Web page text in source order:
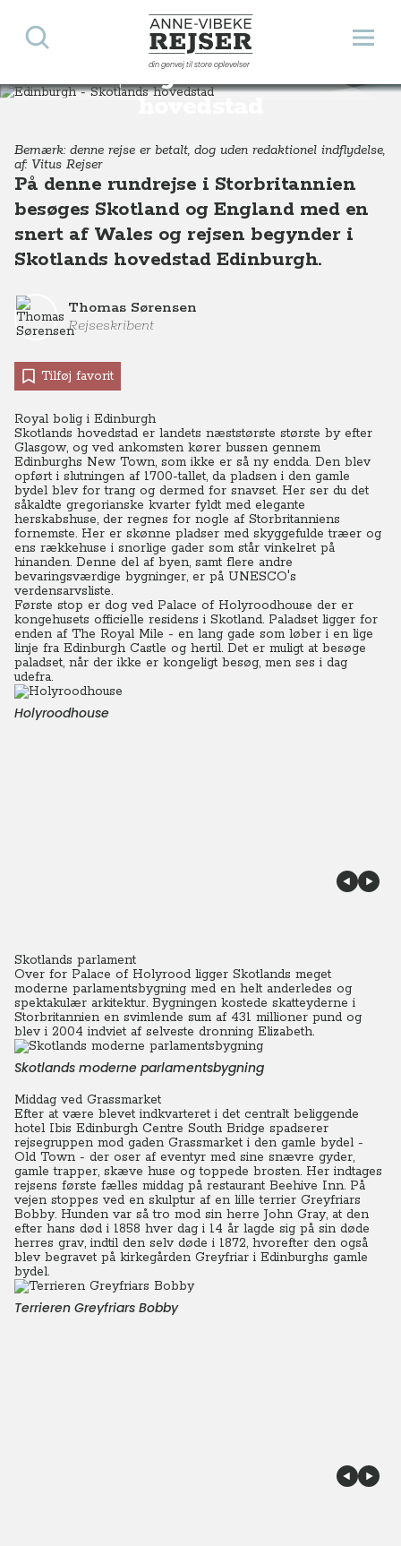
Anne-Vibeke Rejser
din genvej til store oplevelser
Åbn
Søg
Edinburgh - Skotlands
hovedstad
Destinationer Europa Skotland Edinburgh - oplevelser i Skotlands hovedstad
Bemærk: denne rejse er betalt, dog uden redaktionel indflydelse,
af: Vitus Rejser
På denne rundrejse i Storbritannien
besøges Skotland og England med en
snert af Wales og rejsen begynder i
Skotlands hovedstad Edinburgh.
Thomas Sørensen
Rejseskribent
Tilføj favorit
Royal bolig i Edinburgh
Skotlands hovedstad er landets næststørste største by efter
Glasgow, og ved ankomsten kører bussen gennem
Edinburghs New Town, som ikke er så ny endda. Den blev
opført i slutningen af 1700-tallet, da pladsen i den gamle
bydel blev for trang og dermed for snavset. Her ser du det
såkaldte gregorianske kvarter fyldt med elegante
herskabshuse, der regnes for nogle af Storbritanniens
fornemste. Her er skønne pladser med skyggefulde træer og
ens rækkehuse i snorlige gader som står vinkelret på
hinanden. Denne del af byen, samt flere andre
bevaringsværdige bygninger, er på UNESCO's
verdensarvsliste.
Første stop er dog ved Palace of Holyroodhouse der er
kongehusets officielle residens i Skotland. Paladset ligger for
enden af The Royal Mile - en lang gade som løber i en lige
linje fra Edinburgh Castle og hertil. Det er muligt at besøge
paladset, når der ikke er kongeligt besøg, men ses i dag
udefra.
Holyroodhouse
Skotlands parlament
Over for Palace of Holyrood ligger Skotlands meget
moderne parlamentsbygning med en helt anderledes og
spektakulær arkitektur. Bygningen kostede skatteyderne i
Storbritannien en svimlende sum af 431 millioner pund og
blev i 2004 indviet af selveste dronning Elizabeth.
Skotlands moderne parlamentsbygning
Middag ved Grassmarket
Efter at være blevet indkvarteret i det centralt beliggende
hotel Ibis Edinburgh Centre South Bridge spadserer
rejsegruppen mod gaden Grassmarket i den gamle bydel -
Old Town - der oser af eventyr med sine snævre gyder,
gamle trapper, skæve huse og toppede brosten. Her indtages
rejsens første fælles middag på restaurant Beehive Inn. På
vejen stoppes ved en skulptur af en lille terrier Greyfriars
Bobby. Hunden var så tro mod sin herre John Gray, at den
efter hans død i 1858 hver dag i 14 år lagde sig på sin døde
herres grav, indtil den selv døde i 1872, hvorefter den også
blev begravet på kirkegården Greyfriar i Edinburghs gamle
bydel.
Terrieren Greyfriars Bobby